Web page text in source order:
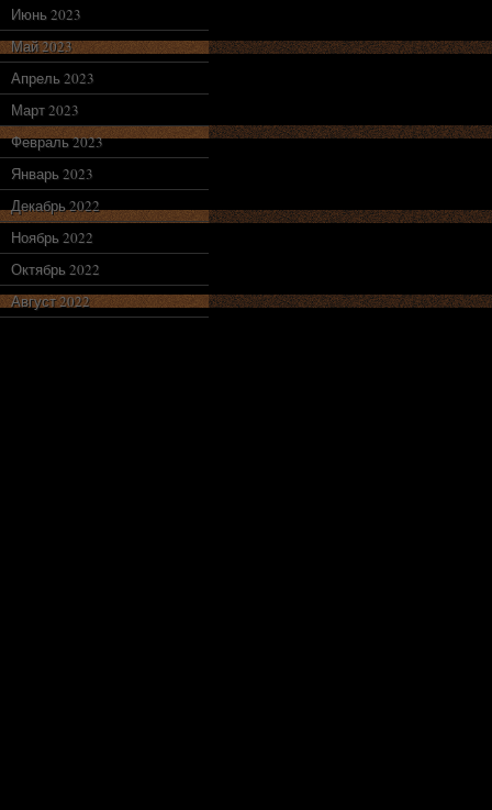
Июнь 2023
Май 2023
Апрель 2023
Март 2023
Февраль 2023
Январь 2023
Декабрь 2022
Ноябрь 2022
Октябрь 2022
Август 2022